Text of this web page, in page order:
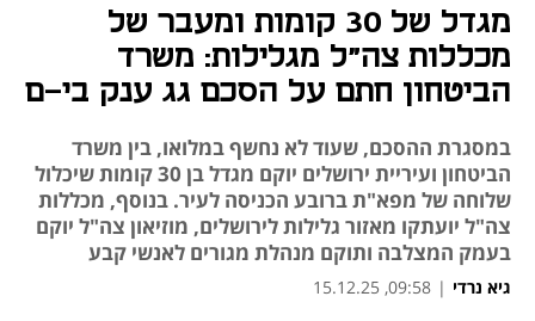
מגדל של 30 קומות ומעבר של
מכללות צה"ל מגלילות: משרד
הביטחון חתם על הסכם גג ענק בי-ם
במסגרת ההסכם, שעוד לא נחשף במלואו, בין משרד
הביטחון ועיריית ירושלים יוקם מגדל בן 30 קומות שיכלול
שלוחה של מפא"ת ברובע הכניסה לעיר. בנוסף, מכללות
צה"ל יועתקו מאזור גלילות לירושלים, מוזיאון צה"ל יוקם
בעמק המצלבה ותוקם מנהלת מגורים לאנשי קבע
גיא נרדי |
09:58, 15.12.25